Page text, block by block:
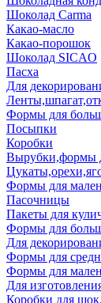
Шоколад Carma
Какао-масло
Какао-порошок
Шоколад SICAO
Пасха
Для
Формы для
Посыпки
Коробки
Вырубки,формы
Формы для
Пасочницы
Пакеты для
Формы для
Для
Формы для
Формы для
Для
Коробки для